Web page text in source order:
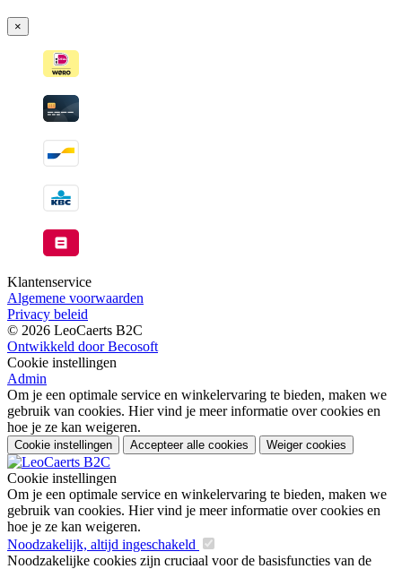
×
Klantenservice
Algemene voorwaarden
Privacy beleid
© 2026 LeoCaerts B2C
Ontwikkeld door Becosoft
Cookie instellingen
Admin
Om je een optimale service en winkelervaring te bieden, maken we
gebruik van cookies. Hier vind je meer informatie over cookies en
hoe je ze kan weigeren.
Cookie instellingen Accepteer alle cookies Weiger cookies
Cookie instellingen
Om je een optimale service en winkelervaring te bieden, maken we
gebruik van cookies. Hier vind je meer informatie over cookies en
hoe je ze kan weigeren.
Noodzakelijk, altijd ingeschakeld
Noodzakelijke cookies zijn cruciaal voor de basisfuncties van de